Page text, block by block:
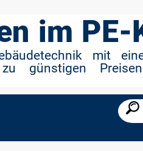
im PE-
mit
zu günstigen